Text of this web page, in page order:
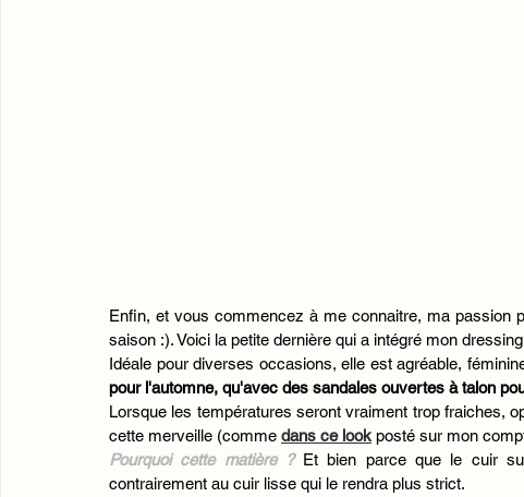
Enfin, et vous commencez à me connaitre, ma passion
saison :). Voici la petite dernière qui a intégré mon
Idéale pour diverses occasions, elle est agréable,
pour l'automne, qu'avec des sandales ouvertes à talon
Lorsque les températures seront vraiment trop fraiches,
cette merveille (comme dans ce look posté sur mon
Pourquoi cette matière ? Et bien parce que le cuir
contrairement au cuir lisse qui le rendra plus strict.